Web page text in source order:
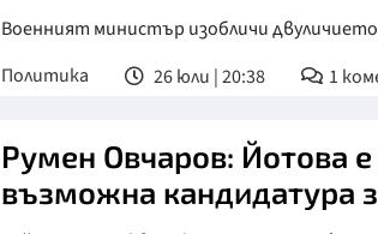
Военният министър изобличи
Политика
26 юли | 20:38 1
Румен Овчаров: Йотова е
възможна кандидатура